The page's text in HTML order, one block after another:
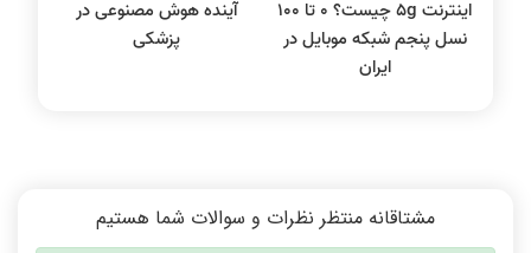
اینترنت 5g چیست؟ 0 تا 100
نسل پنجم شبکه موبایل در
ایران
آینده هوش مصنوعی در
پزشکی
مشتاقانه منتظر نظرات و سوالات شما هستیم